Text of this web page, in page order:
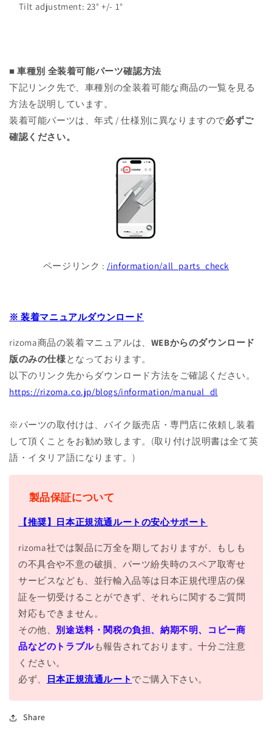
Tilt adjustment: 23° +/- 1°
■ 車種別 全装着可能パーツ確認方法
下記リンク先で、車種別の全装着可能な商品の一覧を見る
方法を説明しています。
装着可能パーツは、年式 / 仕様別に異なりますので必ずご
確認ください。
ページリンク : /information/all_parts_check
※ 装着マニュアルダウンロード
rizoma商品の装着マニュアルは、 WEBからのダウンロード
版のみの仕様となっております。
以下のリンク先からダウンロード方法をご確認ください。
https://rizoma.co.jp/blogs/information/manual_dl
※パーツの取付けは、バイク販売店・専門店に依頼し装着
して頂くことをお勧め致します。(取り付け説明書は全て英
語・イタリア語になります。)
製品保証について
【推奨】日本正規流通ルートの安心サポート
rizoma社では製品に万全を期しておりますが、もしも
の不具合や不意の破損、パーツ紛失時のスペア取寄せ
サービスなども、並行輸入品等は日本正規代理店の保
証を一切受けることができず、それらに関するご質問
対応もできません。
その他、 別途送料・関税の負担、納期不明、コピー商
品などのトラブルも報告されております。十分ご注意
ください。
必ず、
日本正規流通ルート でご購入下さい。
Share